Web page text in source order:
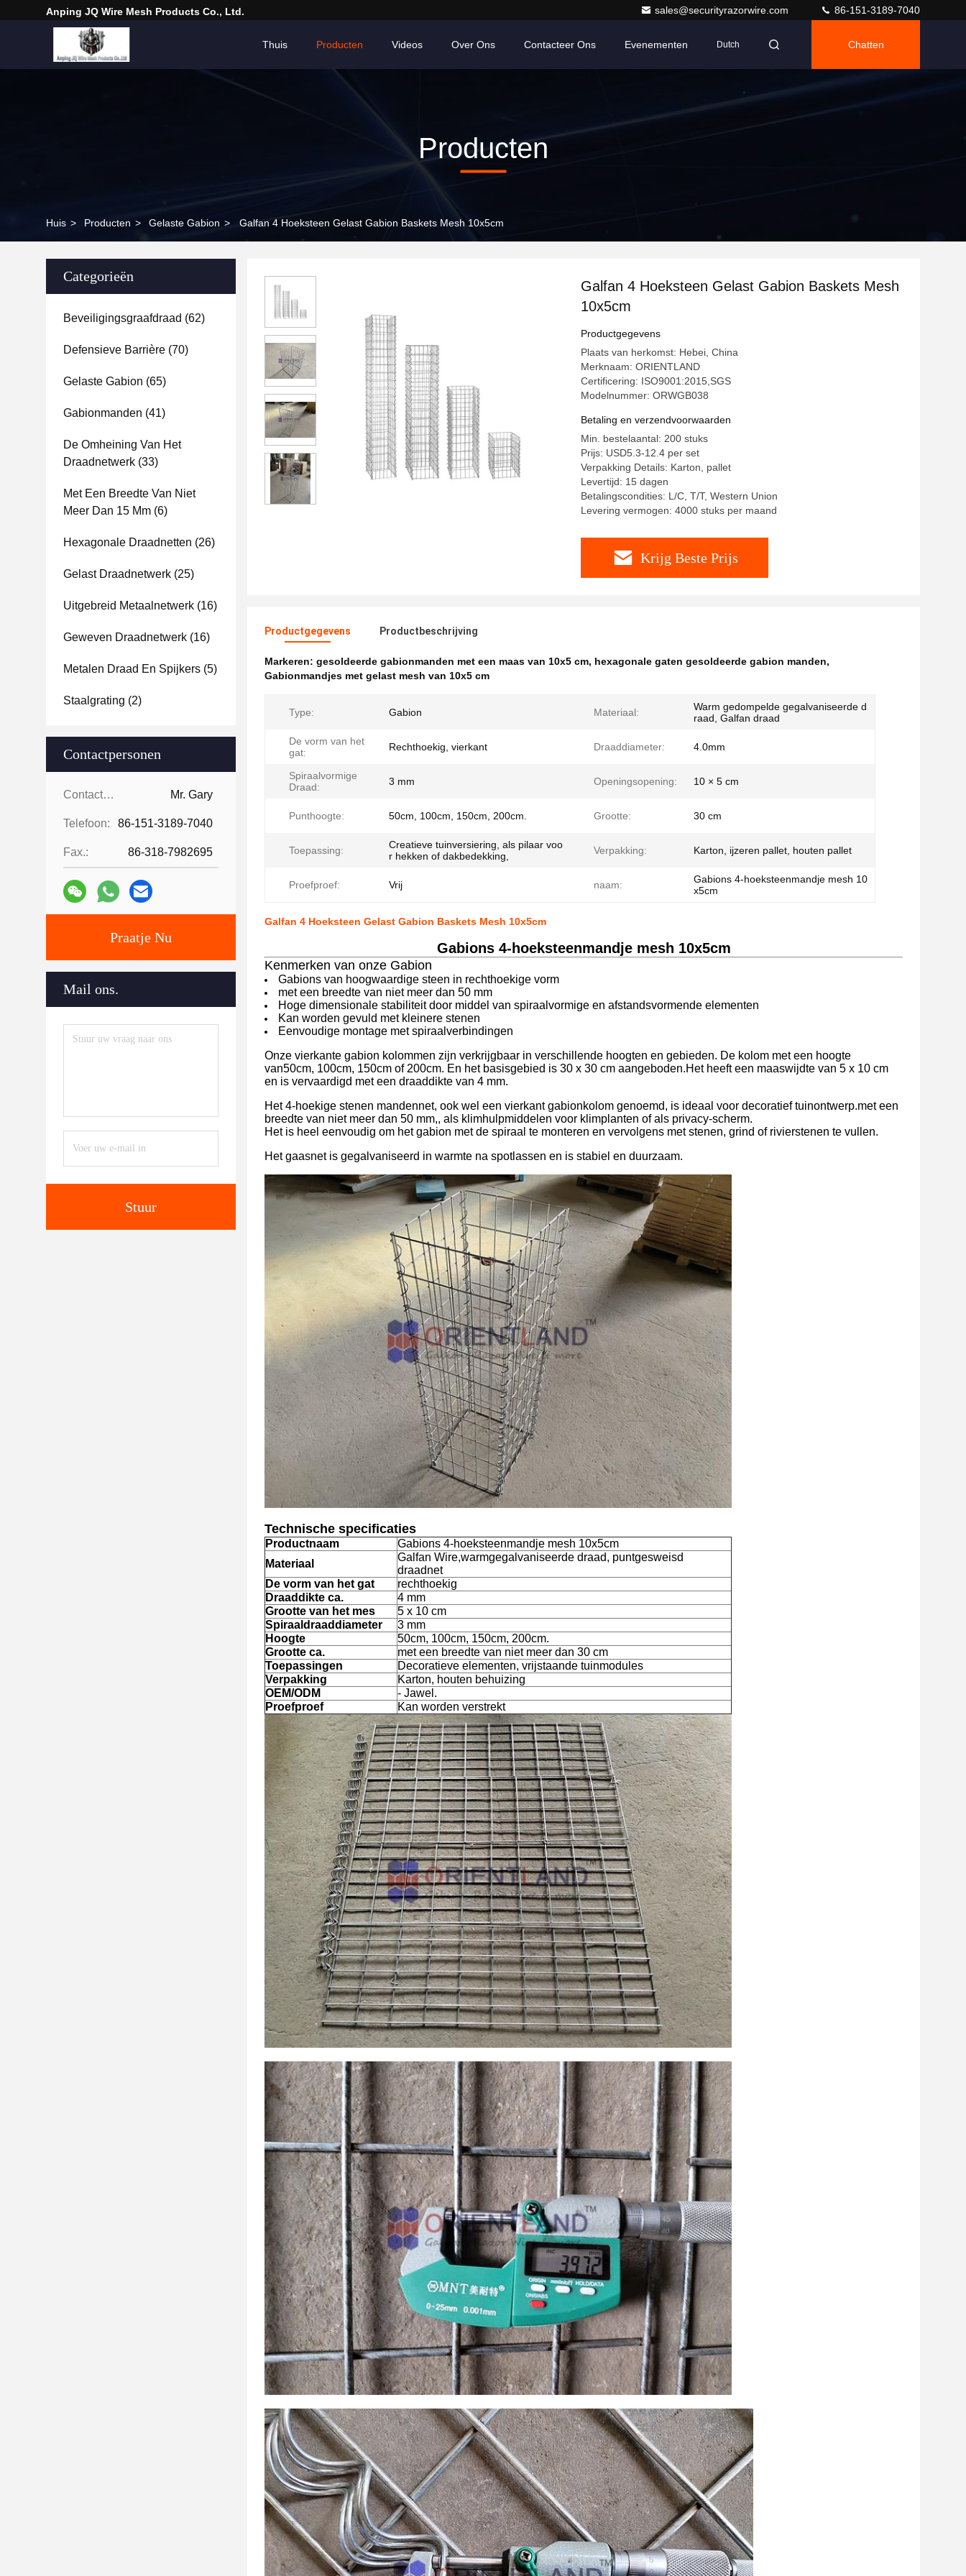
Anping JQ Wire Mesh Products Co., Ltd. sales@securityrazorwire.com 86-151-3189-7040
Thuis Producten Videos Over Ons Contacteer Ons Evenementen Dutch Chatten
Producten
Huis > Producten > Gelaste Gabion > Galfan 4 Hoeksteen Gelast Gabion Baskets Mesh 10x5cm
Categorieën
Beveiligingsgraafdraad (62)
Defensieve Barrière (70)
Gelaste Gabion (65)
Gabionmanden (41)
De Omheining Van Het
Draadnetwerk (33)
Met Een Breedte Van Niet
Meer Dan 15 Mm (6)
Hexagonale Draadnetten (26)
Gelast Draadnetwerk (25)
Uitgebreid Metaalnetwerk (16)
Geweven Draadnetwerk (16)
Metalen Draad En Spijkers (5)
Staalgrating (2)
Contactpersonen
Contactpersonen: Mr. Gary
Telefoon: 86-151-3189-7040
Fax.: 86-318-7982695
Praatje Nu
Mail ons.
Stuur
Galfan 4 Hoeksteen Gelast Gabion Baskets Mesh
10x5cm
Productgegevens
Plaats van herkomst: Hebei, China
Merknaam: ORIENTLAND
Certificering: ISO9001:2015,SGS
Modelnummer: ORWGB038
Betaling en verzendvoorwaarden
Min. bestelaantal: 200 stuks
Prijs: USD5.3-12.4 per set
Verpakking Details: Karton, pallet
Levertijd: 15 dagen
Betalingscondities: L/C, T/T, Western Union
Levering vermogen: 4000 stuks per maand
Krijg Beste Prijs
Productgegevens Productbeschrijving
Markeren: gesoldeerde gabionmanden met een maas van 10x5 cm, hexagonale gaten gesoldeerde gabion manden,
Gabionmandjes met gelast mesh van 10x5 cm
Type: Gabion Materiaal:
Warm gedompelde gegalvaniseerde d
raad, Galfan draad
De vorm van het
gat:
Rechthoekig, vierkant Draaddiameter: 4.0mm
Spiraalvormige
Draad:
3 mm Openingsopening: 10 × 5 cm
Punthoogte: 50cm, 100cm, 150cm, 200cm. Grootte: 30 cm
Toepassing:
Creatieve tuinversiering, als pilaar voo
r hekken of dakbedekking,
Verpakking: Karton, ijzeren pallet, houten pallet
Proefproef: Vrij naam:
Gabions 4-hoeksteenmandje mesh 10
x5cm
Galfan 4 Hoeksteen Gelast Gabion Baskets Mesh 10x5cm
Gabions 4-hoeksteenmandje mesh 10x5cm
Kenmerken van onze Gabion
Gabions van hoogwaardige steen in rechthoekige vorm
met een breedte van niet meer dan 50 mm
Hoge dimensionale stabiliteit door middel van spiraalvormige en afstandsvormende elementen
Kan worden gevuld met kleinere stenen
Eenvoudige montage met spiraalverbindingen
Onze vierkante gabion kolommen zijn verkrijgbaar in verschillende hoogten en gebieden. De kolom met een hoogte
van50cm, 100cm, 150cm of 200cm. En het basisgebied is 30 x 30 cm aangeboden.Het heeft een maaswijdte van 5 x 10 cm
en is vervaardigd met een draaddikte van 4 mm.
Het 4-hoekige stenen mandennet, ook wel een vierkant gabionkolom genoemd, is ideaal voor decoratief tuinontwerp.met een
breedte van niet meer dan 50 mm,, als klimhulpmiddelen voor klimplanten of als privacy-scherm.
Het is heel eenvoudig om het gabion met de spiraal te monteren en vervolgens met stenen, grind of rivierstenen te vullen.
Het gaasnet is gegalvaniseerd in warmte na spotlassen en is stabiel en duurzaam.
Technische specificaties
Productnaam
Gabions 4-hoeksteenmandje mesh 10x5cm
Materiaal
Galfan Wire,warmgegalvaniseerde draad, puntgesweisd
draadnet
De vorm van het gat
rechthoekig
Draaddikte ca.
4 mm
Grootte van het mes
5 x 10 cm
Spiraaldraaddiameter
3 mm
Hoogte
50cm, 100cm, 150cm, 200cm.
Grootte ca.
met een breedte van niet meer dan 30 cm
Toepassingen
Decoratieve elementen, vrijstaande tuinmodules
Verpakking
Karton, houten behuizing
OEM/ODM
- Jawel.
Proefproef
Kan worden verstrekt